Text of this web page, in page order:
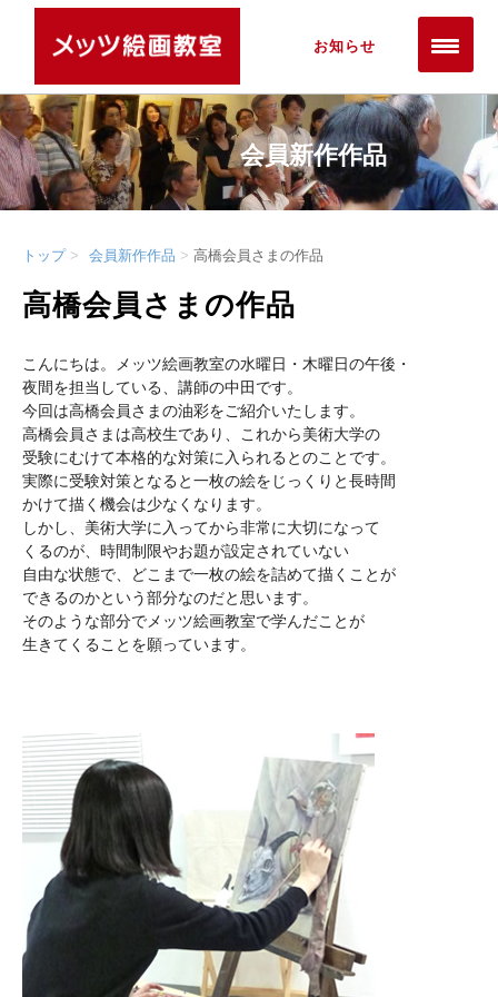
お知らせ
会員新作作品
トップ 会員新作作品 高橋会員さまの作品
高橋会員さまの作品
こんにちは。メッツ絵画教室の水曜日・木曜日の午後・
夜間を担当している、講師の中田です。
今回は高橋会員さまの油彩をご紹介いたします。
高橋会員さまは高校生であり、これから美術大学の
受験にむけて本格的な対策に入られるとのことです。
実際に受験対策となると一枚の絵をじっくりと長時間
かけて描く機会は少なくなります。
しかし、美術大学に入ってから非常に大切になって
くるのが、時間制限やお題が設定されていない
自由な状態で、どこまで一枚の絵を詰めて描くことが
できるのかという部分なのだと思います。
そのような部分でメッツ絵画教室で学んだことが
生きてくることを願っています。